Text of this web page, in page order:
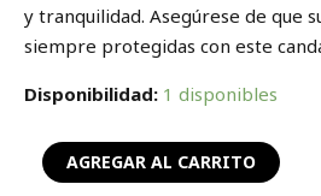
y tranquilidad. Asegúrese de que
siempre protegidas con este
Disponibilidad: 1 disponibles
AGREGAR AL CARRITO